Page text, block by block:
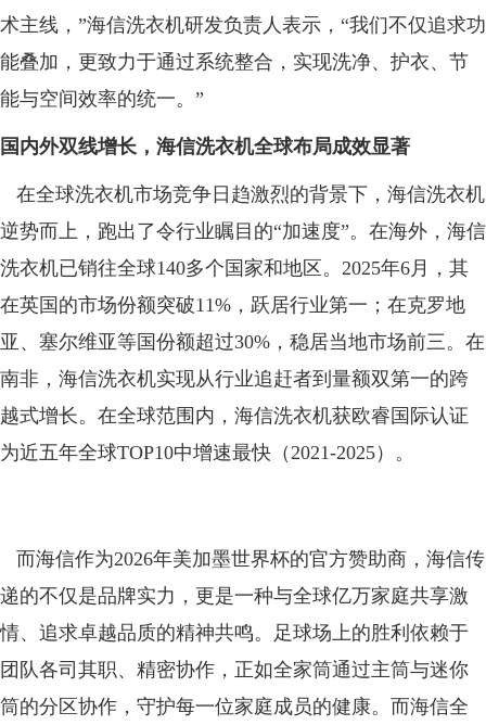
术主线，”海信洗衣机研发负责人表示，“我们不仅追求功
能叠加，更致力于通过系统整合，实现洗净、护衣、节
能与空间效率的统一。”
国内外双线增长，海信洗衣机全球布局成效显著
在全球洗衣机市场竞争日趋激烈的背景下，海信洗衣机
逆势而上，跑出了令行业瞩目的“加速度”。在海外，海信
洗衣机已销往全球140多个国家和地区。2025年6月，其
在英国的市场份额突破11%，跃居行业第一；在克罗地
亚、塞尔维亚等国份额超过30%，稳居当地市场前三。在
南非，海信洗衣机实现从行业追赶者到量额双第一的跨
越式增长。在全球范围内，海信洗衣机获欧睿国际认证
为近五年全球TOP10中增速最快（2021-2025）。
而海信作为2026年美加墨世界杯的官方赞助商，海信传
递的不仅是品牌实力，更是一种与全球亿万家庭共享激
情、追求卓越品质的精神共鸣。足球场上的胜利依赖于
团队各司其职、精密协作，正如全家筒通过主筒与迷你
筒的分区协作，守护每一位家庭成员的健康。而海信全